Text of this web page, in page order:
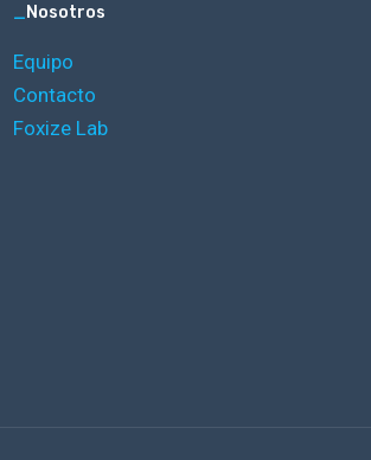
_Nosotros
Equipo
Contacto
Foxize Lab